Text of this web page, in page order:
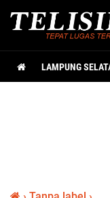
LAMPUNG